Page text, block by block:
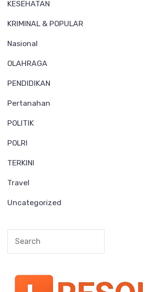
KESEHATAN
KRIMINAL & POPULAR
Nasional
OLAHRAGA
PENDIDIKAN
Pertanahan
POLITIK
POLRI
TERKINI
Travel
Uncategorized